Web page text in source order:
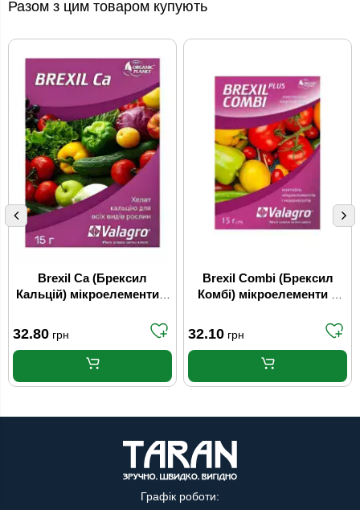
Разом з цим товаром купують
Brexil Ca (Брексил
Кальцій) мікроелементи в
32.80 грн
Brexil Combi (Брексил
Комбі) мікроелементи в
32.10 грн
Графік роботи: